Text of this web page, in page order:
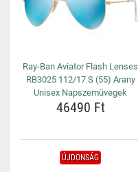
Ray-Ban Aviator Flash Lenses
RB3025 112/17 S (55) Arany
Unisex Napszemüvegek
46490 Ft
ÚJDONSÁG